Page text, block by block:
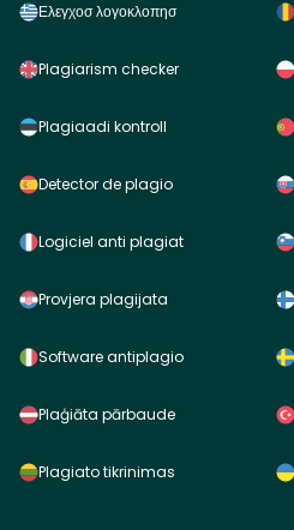
Ελεγχοσ λογοκλοπησ
Plagiarism checker
Plagiaadi kontroll
Detector de plagio
Logiciel anti plagiat
Provjera plagijata
Software antiplagio
Plaģiāta pārbaude
Plagiato tikrinimas